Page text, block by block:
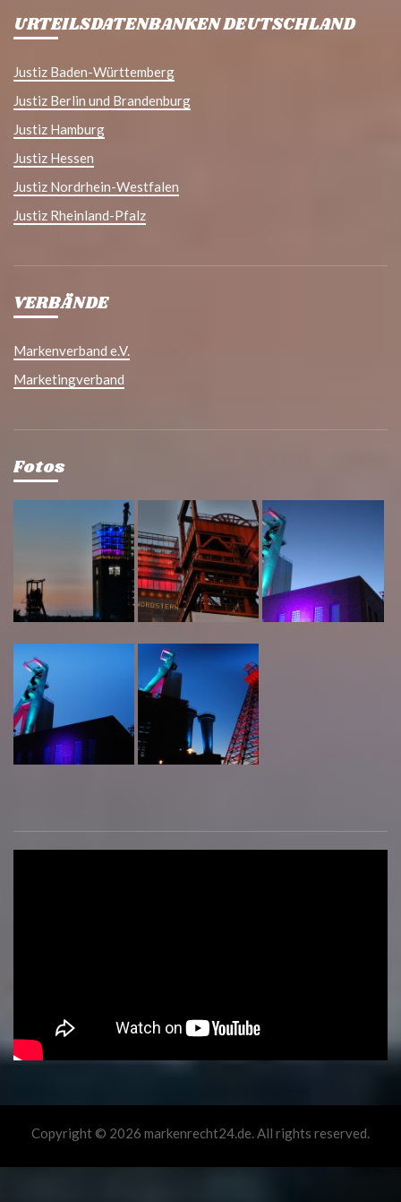
URTEILSDATENBANKEN DEUTSCHLAND
Justiz Baden-Württemberg
Justiz Berlin und Brandenburg
Justiz Hamburg
Justiz Hessen
Justiz Nordrhein-Westfalen
Justiz Rheinland-Pfalz
VERBÄNDE
Markenverband e.V.
Marketingverband
Fotos
Copyright © 2026 markenrecht24.de. All rights reserved.